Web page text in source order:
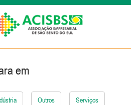
em
Outros Serviços